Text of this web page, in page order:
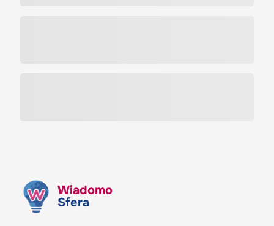
Wiadomo
Sfera